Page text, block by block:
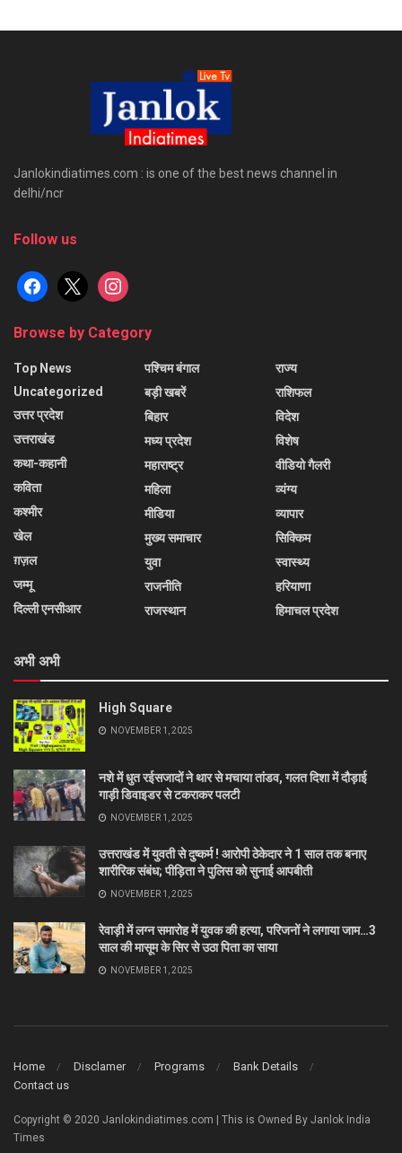
Janlokindiatimes.com : is one of the best news channel in
delhi/ncr
Follow us
facebook
x instagram
Browse by Category
Top News
Uncategorized
उत्तर प्रदेश
उत्तराखंड
कथा-कहानी
कविता
कश्मीर
खेल
ग़ज़ल
जम्मू
दिल्ली एनसीआर
पश्चिम बंगाल
बड़ी खबरें
बिहार
मध्य प्रदेश
महाराष्ट्र
महिला
मीडिया
मुख्य समाचार
युवा
राजनीति
राजस्थान
राज्य
राशिफल
विदेश
विशेष
वीडियो गैलरी
व्यंग्य
व्यापार
सिक्किम
स्वास्थ्य
हरियाणा
हिमाचल प्रदेश
अभी अभी
High Square
NOVEMBER 1, 2025
नशे में धुत रईसजादों ने थार से मचाया तांडव, गलत दिशा में दौड़ाई
गाड़ी डिवाइडर से टकराकर पलटी
NOVEMBER 1, 2025
उत्तराखंड में युवती से दुष्कर्म ! आरोपी ठेकेदार ने 1 साल तक बनाए
शारीरिक संबंध; पीड़िता ने पुलिस को सुनाई आपबीती
NOVEMBER 1, 2025
रेवाड़ी में लग्न समारोह में युवक की हत्या, परिजनों ने लगाया जाम…3
साल की मासूम के सिर से उठा पिता का साया
NOVEMBER 1, 2025
Home Disclamer Programs
Bank Details
Contact us
Copyright © 2020 Janlokindiatimes.com | This is Owned By Janlok India
Times